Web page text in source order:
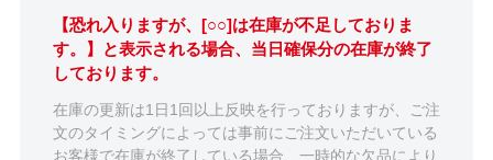
【恐れ入りますが、[○○]は在庫が不足しておりま
す。】と表示される場合、当日確保分の在庫が終了
しております。
在庫の更新は1日1回以上反映を行っておりますが、ご注
文のタイミングによっては事前にご注文いただいている
お客様で在庫が終了している場合、一時的な欠品により